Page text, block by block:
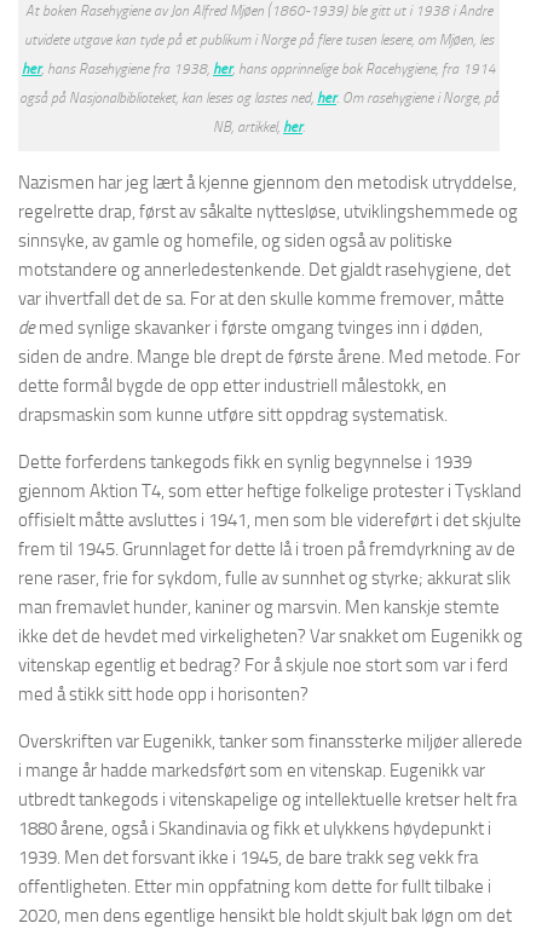
At boken Rasehygiene av Jon Alfred Mjøen (1860-1939) ble gitt ut i 1938 i Andre
utvidete utgave kan tyde på et publikum i Norge på flere tusen lesere, om Mjøen, les
her, hans Rasehygiene fra 1938, her, hans opprinnelige bok Racehygiene, fra 1914
også på Nasjonalbiblioteket, kan leses og lastes ned, her. Om rasehygiene i Norge, på
NB, artikkel, her.
Nazismen har jeg lært å kjenne gjennom den metodisk utryddelse,
regelrette drap, først av såkalte nyttesløse, utviklingshemmede og
sinnsyke, av gamle og homefile, og siden også av politiske
motstandere og annerledestenkende. Det gjaldt rasehygiene, det
var ihvertfall det de sa. For at den skulle komme fremover, måtte
demed synlige skavanker i første omgang tvinges inn i døden,
siden de andre. Mange ble drept de første årene. Med metode. For
dette formål bygde de opp etter industriell målestokk, en
drapsmaskin som kunne utføre sitt oppdrag systematisk.
Dette forferdens tankegods fikk en synlig begynnelse i 1939
gjennom Aktion T4, som etter heftige folkelige protester i Tyskland
offisielt måtte avsluttes i 1941, men som ble videreført i det skjulte
frem til 1945. Grunnlaget for dette lå i troen på fremdyrkning av de
rene raser, frie for sykdom, fulle av sunnhet og styrke; akkurat slik
man fremavlet hunder, kaniner og marsvin. Men kanskje stemte
ikke det de hevdet med virkeligheten? Var snakket om Eugenikk og
vitenskap egentlig et bedrag? For å skjule noe stort som var i ferd
med å stikk sitt hode opp i horisonten?
Overskriften var Eugenikk, tanker som finanssterke miljøer allerede
i mange år hadde markedsført som en vitenskap. Eugenikk var
utbredt tankegods i vitenskapelige og intellektuelle kretser helt fra
1880 årene, også i Skandinavia og fikk et ulykkens høydepunkt i
1939. Men det forsvant ikke i 1945, de bare trakk seg vekk fra
offentligheten. Etter min oppfatning kom dette for fullt tilbake i
2020, men dens egentlige hensikt ble holdt skjult bak løgn om det